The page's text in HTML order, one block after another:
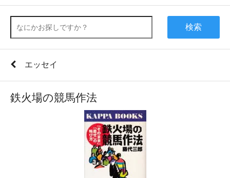
検索
エッセイ
鉄火場の競馬作法